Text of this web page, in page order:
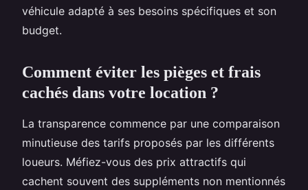
véhicule adapté à ses besoins spécifiques et son
budget.
Comment éviter les pièges et frais
cachés dans votre location ?
La transparence commence par une comparaison
minutieuse des tarifs proposés par les différents
loueurs. Méfiez-vous des prix attractifs qui
cachent souvent des suppléments non mentionnés